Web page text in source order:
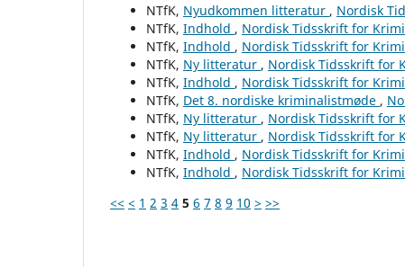
NTfK, Nyudkommen litteratur , Nordisk
NTfK, Indhold , Nordisk Tidsskrift for
NTfK, Indhold , Nordisk Tidsskrift for
NTfK, Ny litteratur , Nordisk Tidsskrift for
NTfK, Indhold , Nordisk Tidsskrift for
NTfK, Det 8. nordiske kriminalistmøde ,
NTfK, Ny litteratur , Nordisk Tidsskrift for
NTfK, Ny litteratur , Nordisk Tidsskrift for
NTfK, Indhold , Nordisk Tidsskrift for
NTfK, Indhold , Nordisk Tidsskrift for
<< < 1 2 3 4 5 6 7 8 9 10 > >>